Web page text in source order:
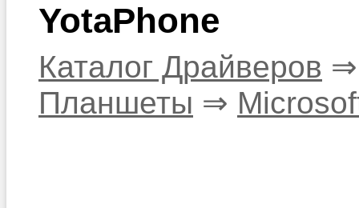
YotaPhone
Каталог Драйверов
Планшеты ⇒